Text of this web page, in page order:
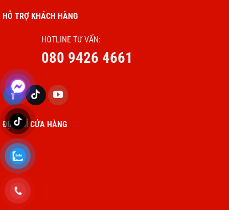
HỖ TRỢ KHÁCH HÀNG
HOTLINE TƯ VẤN:
080 9426 4661
ĐỊA CHỈ CỬA HÀNG